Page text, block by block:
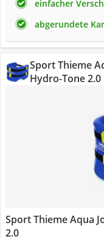
einfacher
abgerundete
Sport Thieme
Hydro-Tone 2.0
Sport Thieme Aqua
2.0